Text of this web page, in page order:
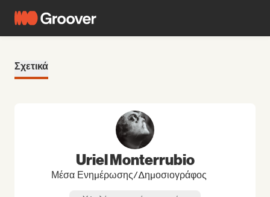
Σχετικά
Uriel Monterrubio
Μέσα Ενημέρωσης/Δημοσιογράφος